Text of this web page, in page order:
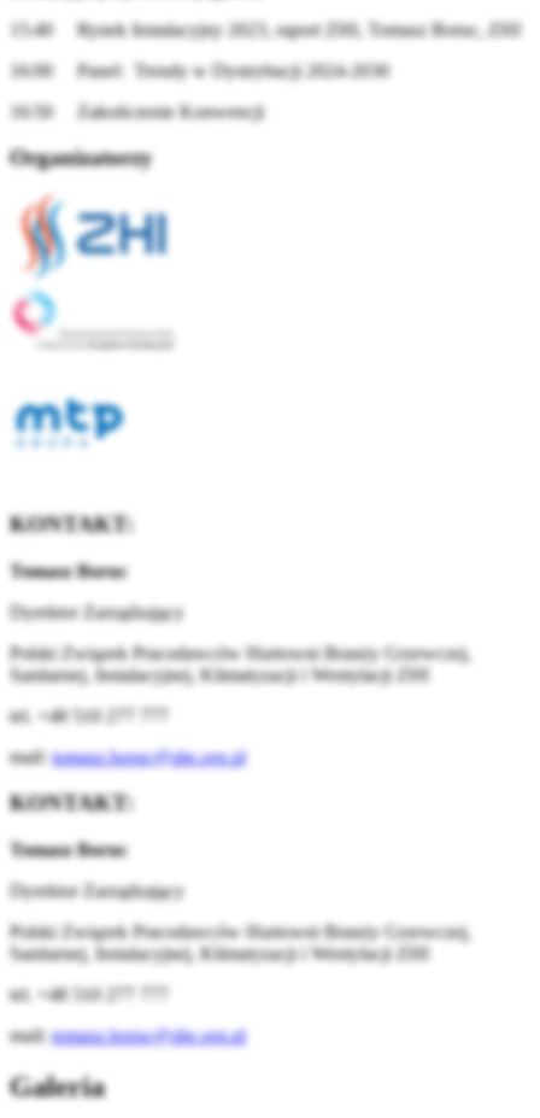
15:40 Rynek Instalacyjny 2023, raport ZHI, Tomasz Boruc, ZHI
16:00 Panel: Trendy w Dystrybucji 2024-2030
16:50 Zakończenie Konwencji
Organizatorzy
KONTAKT:
Tomasz Boruc
Dyrektor Zarządzający
Polski Związek Pracodawców Hurtowni Branży Grzewczej,
Sanitarnej, Instalacyjnej, Klimatyzacji i Wentylacji ZHI
tel. +48 510 277 777
mail:tomasz.boruc@she.org.pl
KONTAKT:
Tomasz Boruc
Dyrektor Zarządzający
Polski Związek Pracodawców Hurtowni Branży Grzewczej,
Sanitarnej, Instalacyjnej, Klimatyzacji i Wentylacji ZHI
tel. +48 510 277 777
mail:tomasz.boruc@she.org.pl
Galeria